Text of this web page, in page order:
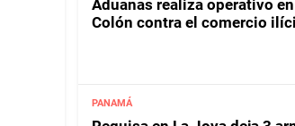
Aduanas realiza operativo
Colón contra el comercio
PANAMÁ